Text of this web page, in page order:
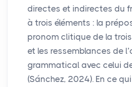
directes et indirectes du
à trois éléments : la
pronom clitique de la
et les ressemblances de
grammatical avec celui
(Sánchez, 2024). En ce